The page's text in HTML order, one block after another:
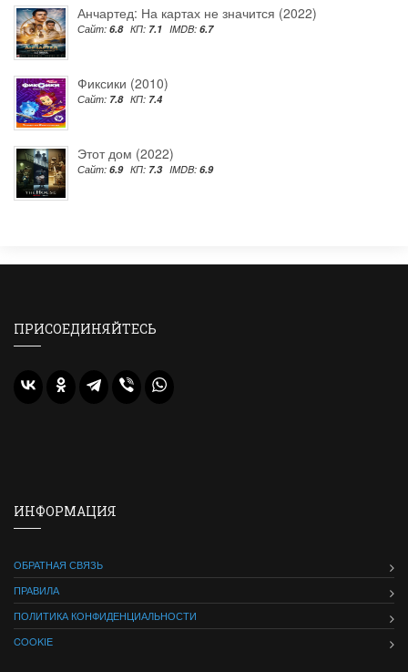
Анчартед: На картах не значится (2022)
Сайт: 6.8 КП: 7.1 IMDB: 6.7
Фиксики (2010)
Сайт: 7.8 КП: 7.4
Этот дом (2022)
Сайт: 6.9 КП: 7.3 IMDB: 6.9
ПРИСОЕДИНЯЙТЕСЬ
ИНФОРМАЦИЯ
ОБРАТНАЯ СВЯЗЬ
ПРАВИЛА
ПОЛИТИКА КОНФИДЕНЦИАЛЬНОСТИ
COOKIE